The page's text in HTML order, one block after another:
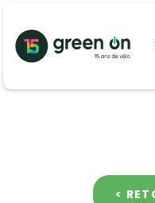
<